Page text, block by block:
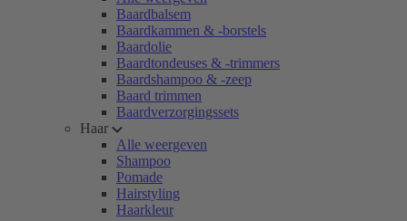
Baardbalsem
Baardkammen & -borstels
Baardolie
Baardtondeuses & -trimmers
Baardshampoo & -zeep
Baard trimmen
Baardverzorgingssets
Haar
Alle weergeven
Shampoo
Pomade
Hairstyling
Haarkleur